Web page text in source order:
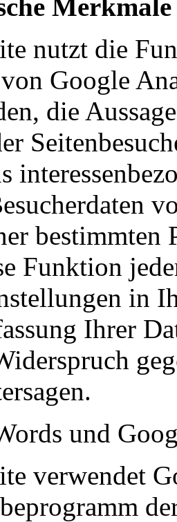
nutzt die
Google
die
bestimmten
Funktion
in
Ihrer
und
verwendet